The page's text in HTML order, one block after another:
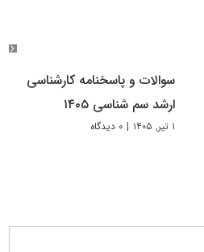
سوالات و پاسخنامه کارشناسی
ارشد سم شناسی ۱۴۰۵
۱ تیر, ۱۴۰۵ | ۰ دیدگاه